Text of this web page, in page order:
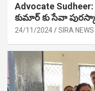
Advocate
కుమార్ కు సేవా
24/11/2024 SIRA NEWS